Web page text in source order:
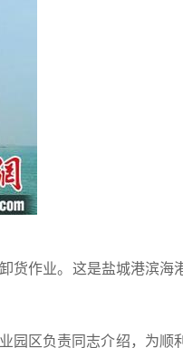
货作业。这是盐城港滨海
园区负责同志介绍，为顺